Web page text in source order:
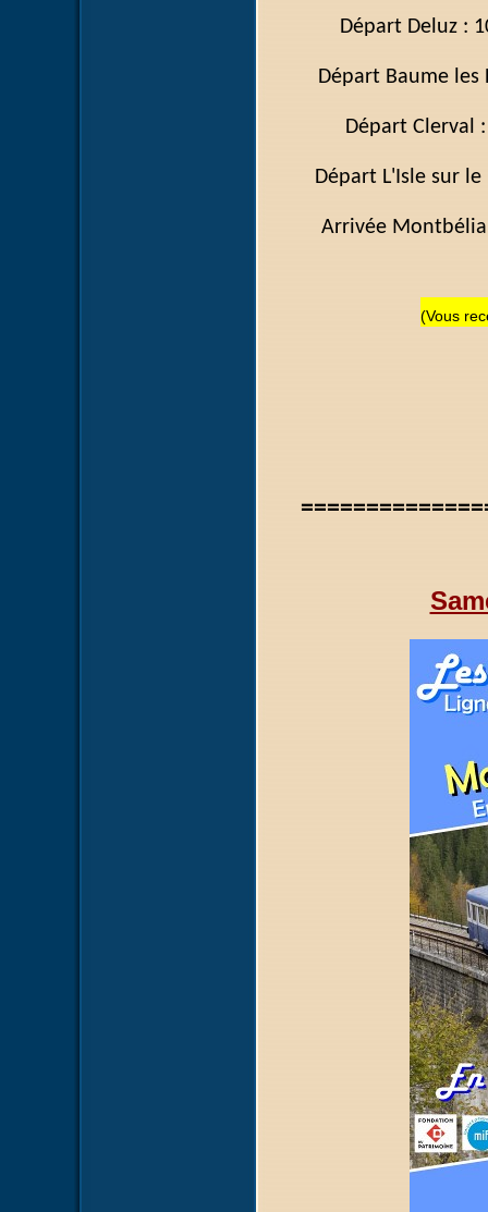
Départ
Départ Baume
Départ
Départ L'Isle
Arrivée
(Vous